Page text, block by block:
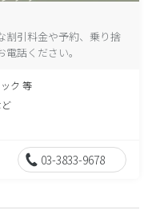
割引料金や予約、乗り捨
話ください。
ク 等
03-3833-9678